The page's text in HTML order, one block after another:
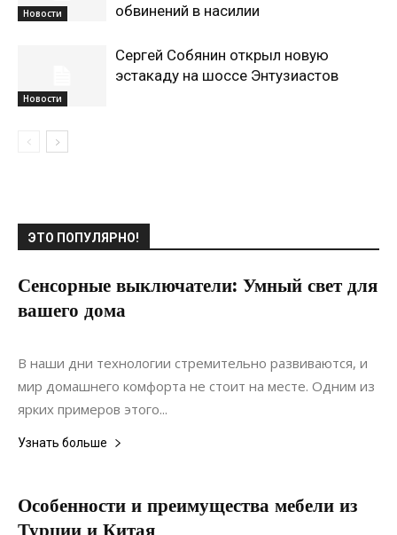
Новости
обвинений в насилии
Новости
Сергей Собянин открыл новую
эстакаду на шоссе Энтузиастов
ЭТО ПОПУЛЯРНО!
Сенсорные выключатели: Умный свет для
вашего дома
02.02.2025
В наши дни технологии стремительно развиваются, и
мир домашнего комфорта не стоит на месте. Одним из
ярких примеров этого...
Узнать больше
Особенности и преимущества мебели из
Турции и Китая